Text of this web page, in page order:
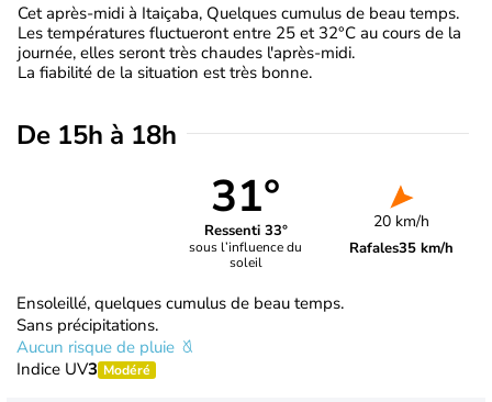
Cet après-midi à Itaiçaba, Quelques cumulus de beau temps.
Les températures fluctueront entre 25 et 32°C au cours de la
journée, elles seront très chaudes l'après-midi.
La fiabilité de la situation est très bonne.
De 15h à 18h
31°
Ressenti 33°
sous l’influence du
soleil
20 km/h
Rafales35 km/h
Ensoleillé, quelques cumulus de beau temps.
Sans précipitations.
Aucun risque de pluie
Indice UV3 Modéré